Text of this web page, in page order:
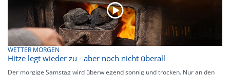
WETTER MORGEN
Hitze legt wieder zu - aber noch nicht überall
Der morgige Samstag wird überwiegend sonnig und trocken. Nur an den